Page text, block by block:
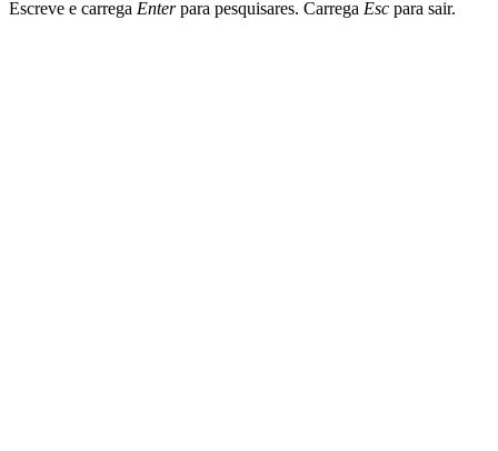
Escreve e carrega Enterpara pesquisares. Carrega Esc para sair.